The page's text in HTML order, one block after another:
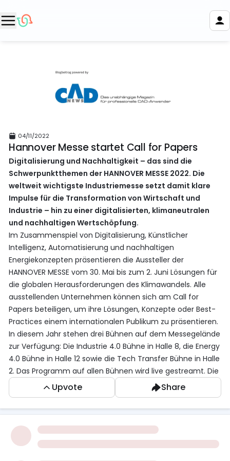
04/11/2022
Hannover Messe startet Call for Papers
Digitalisierung und Nachhaltigkeit – das sind die
Schwerpunktthemen der HANNOVER MESSE 2022. Die
weltweit wichtigste Industriemesse setzt damit klare
Impulse für die Transformation von Wirtschaft und
Industrie – hin zu einer digitalisierten, klimaneutralen
und nachhaltigen Wertschöpfung.
Im Zusammenspiel von Digitalisierung, Künstlicher
Intelligenz, Automatisierung und nachhaltigen
Energiekonzepten präsentieren die Aussteller der
HANNOVER MESSE vom 30. Mai bis zum 2. Juni Lösungen für
die globalen Herausforderungen des Klimawandels. Alle
ausstellenden Unternehmen können sich am Call for
Papers beteiligen, um ihre Lösungen, Konzepte oder Best-
Practices einem internationalen Publikum zu präsentieren.
In diesem Jahr stehen drei Bühnen auf dem Messegelände
zur Verfügung: Die Industrie 4.0 Bühne in Halle 8, die Energy
4.0 Bühne in Halle 12 sowie die Tech Transfer Bühne in Halle
2. Das Programm auf allen Bühnen wird live gestreamt. Die
Bewerbungsfrist für den Call for Papers endet am 23. März
2022.
Auf der Industrie 4.0 Bühne in der Halle 8 geht es um
Infrastruktur, Analyse und Datenmanagement, Digitale
Plattformen, Robotik, IT-Sicherheit oder KI und
Upvote Share